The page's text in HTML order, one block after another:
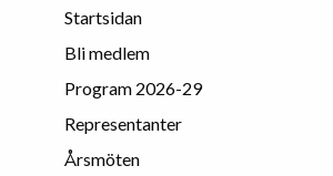
Startsidan
Bli medlem
Program 2026-29
Representanter
Årsmöten